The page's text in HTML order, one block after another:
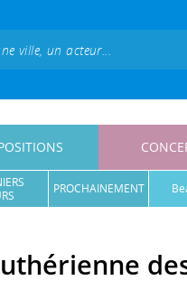
PROCHAINEMENT